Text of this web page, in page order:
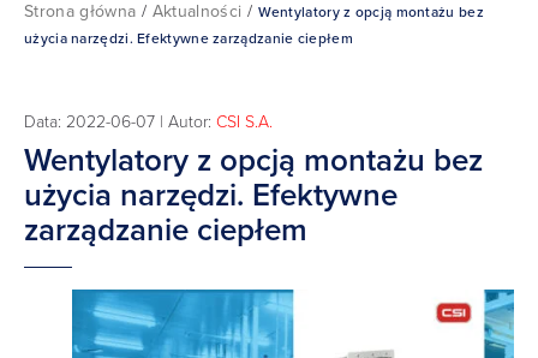
Strona główna / Aktualności / Wentylatory z opcją montażu bez
użycia narzędzi. Efektywne zarządzanie ciepłem
Data: 2022-06-07 | Autor: CSI S.A.
Wentylatory z opcją montażu bez
użycia narzędzi. Efektywne
zarządzanie ciepłem